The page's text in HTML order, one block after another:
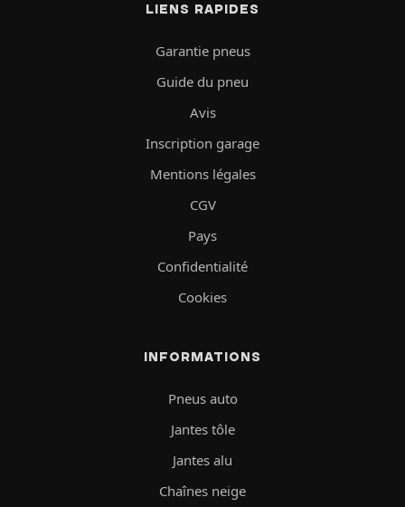
LIENS RAPIDES
Garantie pneus
Guide du pneu
Avis
Inscription garage
Mentions légales
CGV
Pays
Confidentialité
Cookies
INFORMATIONS
Pneus auto
Jantes tôle
Jantes alu
Chaînes neige